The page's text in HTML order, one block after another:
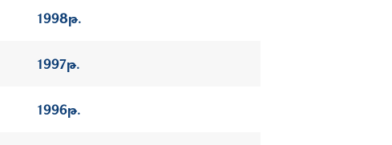
1998թ.
1997թ.
1996թ.